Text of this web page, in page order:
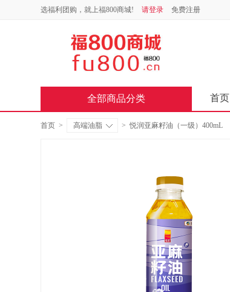
选福利团购，就上福800商城! 请登录 免费注册
全部商品分类 首页
首页 > 高端油脂 > 悦润亚麻籽油（一级）400mL